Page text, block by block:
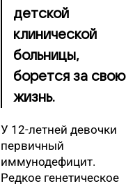
детской
клинической
больницы,
борется за свою
жизнь.
У 12-летней девочки
первичный
иммунодефицит.
Редкое генетическое